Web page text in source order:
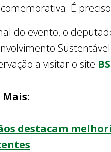
É
do evento, o
a visitar o site
destacam